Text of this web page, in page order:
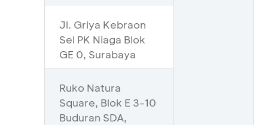
Jl. Griya Kebraon
Sel PK Niaga Blok
GE 0, Surabaya
Ruko Natura
Square, Blok E 3-10
Buduran SDA,